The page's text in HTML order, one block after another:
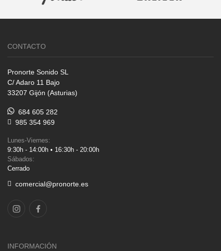
CONTACTO
Pronorte Sonido SL
C/ Adaro 11 Bajo
33207 Gijón (Asturias)
684 605 282
985 354 969
Lunes-Viernes:
9:30h - 14:00h • 16:30h - 20:00h
Sábados:
Cerrado
comercial@pronorte.es
INFORMACIÓN